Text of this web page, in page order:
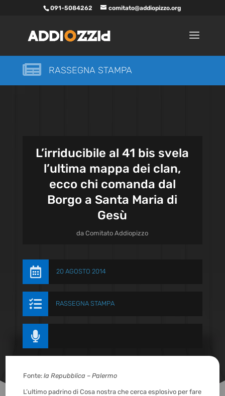
091-5084262 comitato@addiopizzo.org
 RASSEGNA STAMPA
L’irriducibile al 41 bis svela
l’ultima mappa dei clan,
ecco chi comanda dal
Borgo a Santa Maria di
Gesù
daComitato Addiopizzo
 20 AGOSTO 2014
 RASSEGNA STAMPA

Fonte:la Repubblica – Palermo
L’ultimo padrino di Cosa nostra che cerca esplosivo per fare